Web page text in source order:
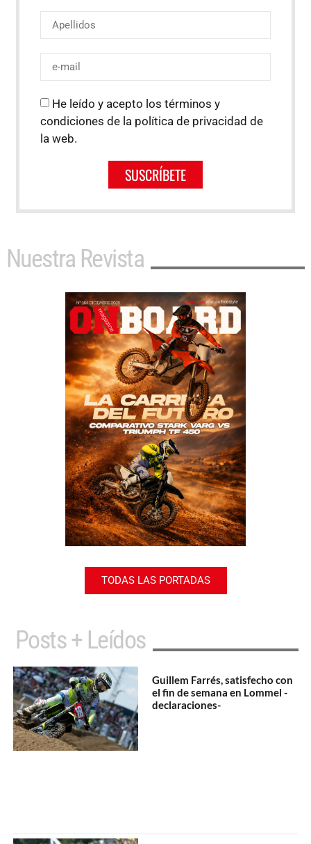
He leído y acepto los términos y
condiciones de la política de privacidad de
la web.
SUSCRÍBETE
Nuestra Revista
TODAS LAS PORTADAS
Posts + Leídos
Guillem Farrés, satisfecho con
el fin de semana en Lommel -
declaraciones-